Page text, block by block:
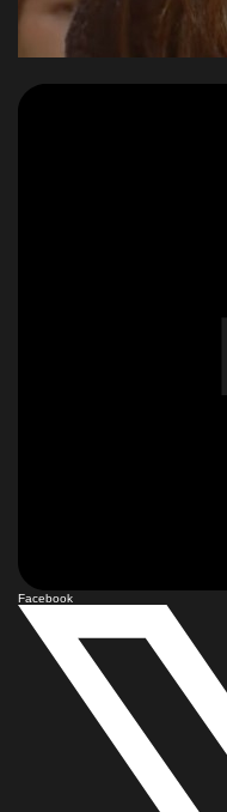
Facebook